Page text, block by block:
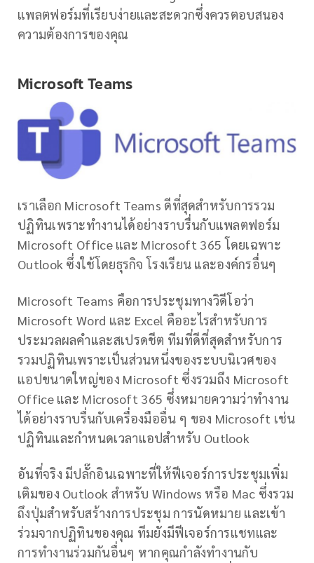
แพลตฟอร์มที่เรียบง่ายและสะดวกซึ่งควรตอบสนอง
ความต้องการของคุณ
Microsoft Teams
เราเลือก Microsoft Teams ดีที่สุดสำหรับการรวม
ปฏิทินเพราะทำงานได้อย่างราบรื่นกับแพลตฟอร์ม
Microsoft Office และ Microsoft 365 โดยเฉพาะ
Outlook ซึ่งใช้โดยธุรกิจ โรงเรียน และองค์กรอื่นๆ
Microsoft Teams คือการประชุมทางวิดีโอว่า
Microsoft Word และ Excel คืออะไรสำหรับการ
ประมวลผลคำและสเปรดชีต ทีมที่ดีที่สุดสำหรับการ
รวมปฏิทินเพราะเป็นส่วนหนึ่งของระบบนิเวศของ
แอปขนาดใหญ่ของ Microsoft ซึ่งรวมถึง Microsoft
Office และ Microsoft 365 ซึ่งหมายความว่าทำงาน
ได้อย่างราบรื่นกับเครื่องมืออื่น ๆ ของ Microsoft เช่น
ปฏิทินและกำหนดเวลาแอปสำหรับ Outlook
อันที่จริง มีปลั๊กอินเฉพาะที่ให้ฟีเจอร์การประชุมเพิ่ม
เติมของ Outlook สำหรับ Windows หรือ Mac ซึ่งรวม
ถึงปุ่มสำหรับสร้างการประชุม การนัดหมาย และเข้า
ร่วมจากปฏิทินของคุณ ทีมยังมีฟีเจอร์การแชทและ
การทำงานร่วมกันอื่นๆ หากคุณกำลังทำงานกับ